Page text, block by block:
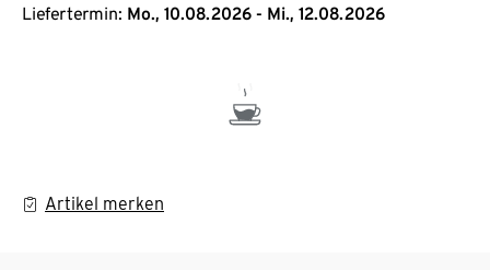
Liefertermin: Mo., 10.08.2026 - Mi., 12.08.2026
Artikel merken